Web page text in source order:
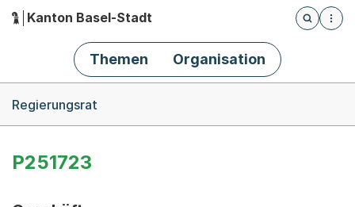
Hauptnavigation
Kanton Basel-Stadt
Öffnet
Themen Organisation
Regierungsrat
P251723